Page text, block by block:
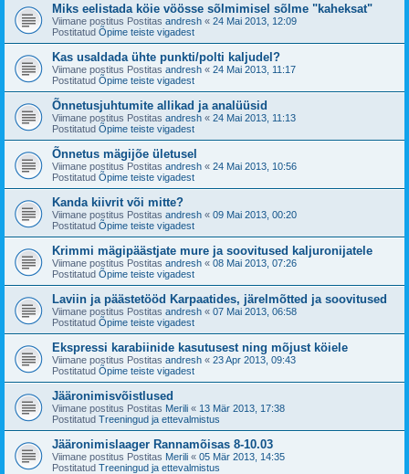
Miks eelistada köie vöösse sõlmimisel sõlme "kaheksat"
Viimane postitus Postitas andresh « 24 Mai 2013, 12:09
Postitatud Õpime teiste vigadest
Kas usaldada ühte punkti/polti kaljudel?
Viimane postitus Postitas andresh « 24 Mai 2013, 11:17
Postitatud Õpime teiste vigadest
Õnnetusjuhtumite allikad ja analüüsid
Viimane postitus Postitas andresh « 24 Mai 2013, 11:13
Postitatud Õpime teiste vigadest
Õnnetus mägijõe ületusel
Viimane postitus Postitas andresh « 24 Mai 2013, 10:56
Postitatud Õpime teiste vigadest
Kanda kiivrit või mitte?
Viimane postitus Postitas andresh « 09 Mai 2013, 00:20
Postitatud Õpime teiste vigadest
Krimmi mägipäästjate mure ja soovitused kaljuronijatele
Viimane postitus Postitas andresh « 08 Mai 2013, 07:26
Postitatud Õpime teiste vigadest
Laviin ja päästetööd Karpaatides, järelmõtted ja soovitused
Viimane postitus Postitas andresh « 07 Mai 2013, 06:58
Postitatud Õpime teiste vigadest
Ekspressi karabiinide kasutusest ning mõjust köiele
Viimane postitus Postitas andresh « 23 Apr 2013, 09:43
Postitatud Õpime teiste vigadest
Jääronimisvõistlused
Viimane postitus Postitas Merili « 13 Mär 2013, 17:38
Postitatud Treeningud ja ettevalmistus
Jääronimislaager Rannamõisas 8-10.03
Viimane postitus Postitas Merili « 05 Mär 2013, 14:35
Postitatud Treeningud ja ettevalmistus